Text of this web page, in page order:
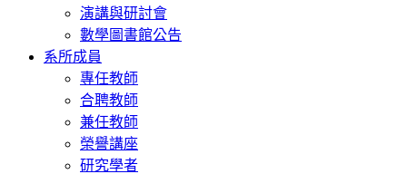
演講與研討會
數學圖書館公告
系所成員
專任教師
合聘教師
兼任教師
榮譽講座
研究學者